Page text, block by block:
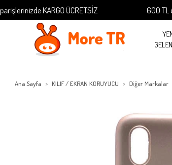
KARGO ÜCRETSİZ 600 TL
Ana Sayfa KILIF / EKRAN KORUYUCU Diğer Markalar